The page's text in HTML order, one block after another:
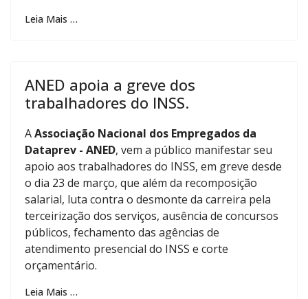
Leia Mais …
ANED apoia a greve dos
trabalhadores do INSS.
AAssociação Nacional dos Empregados da
Dataprev - ANED, vem a público manifestar seu
apoio aos trabalhadores do INSS, em greve desde
o dia 23 de março, que além da recomposição
salarial, luta contra o desmonte da carreira pela
terceirização dos serviços, ausência de concursos
públicos, fechamento das agências de
atendimento presencial do INSS e corte
orçamentário.
Leia Mais …